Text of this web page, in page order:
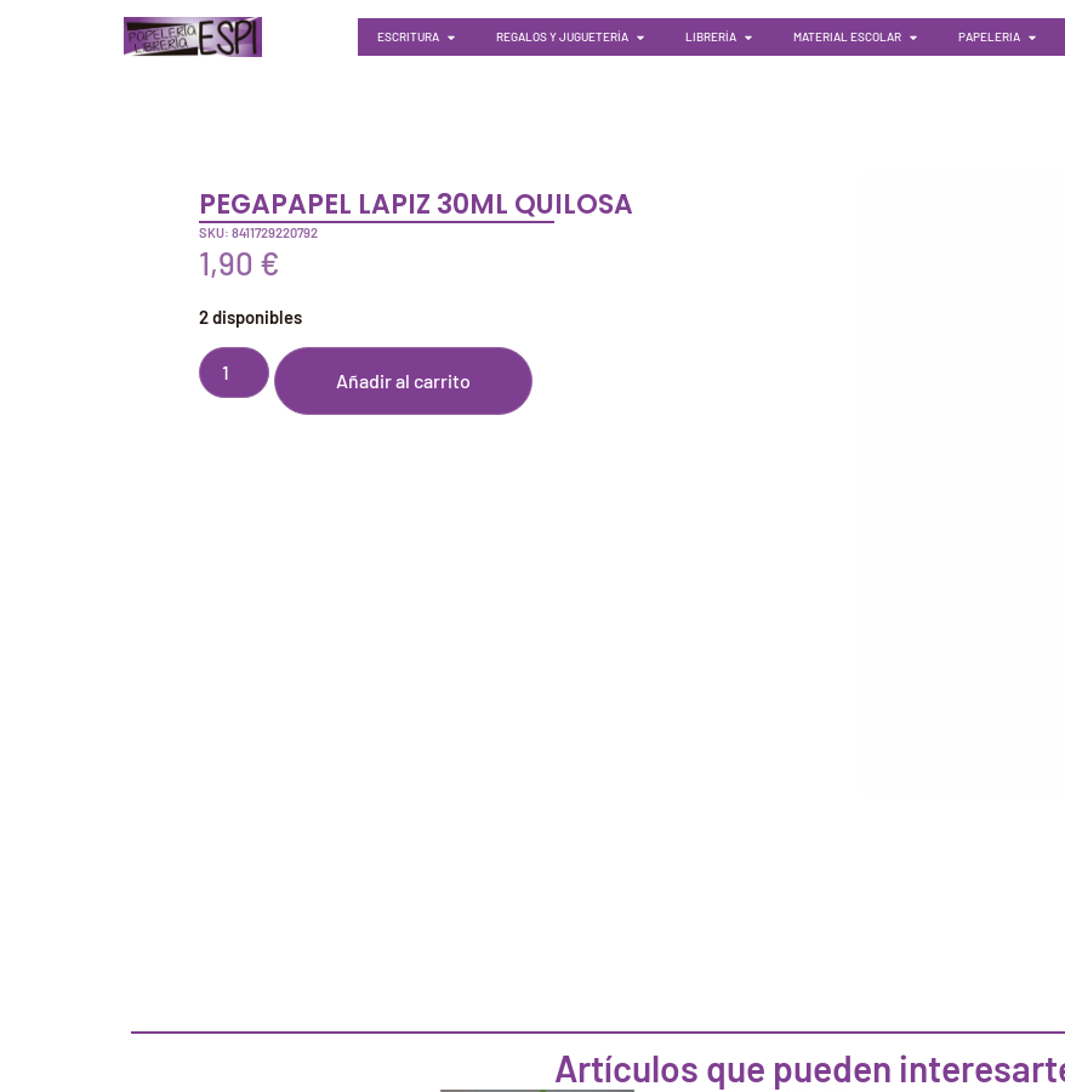
ESCRITURA REGALOS Y JUGUETERÍA LIBRERÍA MATERIAL ESCOLAR PAPELERIA
PEGAPAPEL LAPIZ 30ML QUILOSA
SKU: 8411729220792
1,90 €
2 disponibles
Añadir al carrito
Artículos que pueden